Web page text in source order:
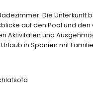
Die Unterkunft
auf den Pool und den
Aktivitäten und
in Spanien mit